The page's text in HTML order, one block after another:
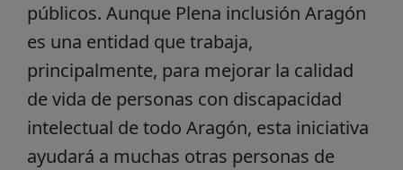
públicos. Aunque Plena inclusión Aragón
es una entidad que trabaja,
principalmente, para mejorar la calidad
de vida de personas con discapacidad
intelectual de todo Aragón, esta iniciativa
ayudará a muchas otras personas de